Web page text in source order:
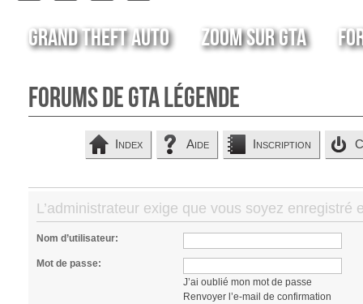
Grand Theft Auto Zoom sur GTA
Forums de GTA Légende
Index Aide Inscription
L’administrateur exige que vous soyez
Nom d’utilisateur:
Mot de passe:
J’ai oublié mon mot de passe
Renvoyer l’e-mail de confirmation